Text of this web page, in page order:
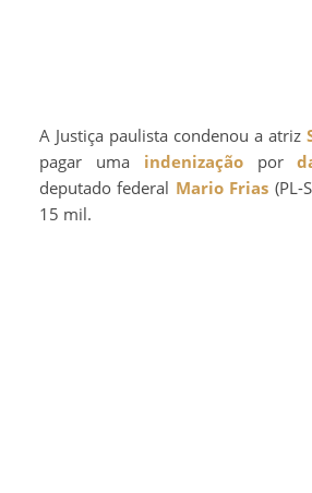
A Justiça paulista condenou a atriz
pagar uma indenizaçãopor
deputado federal Mario Frias (PL-
15 mil.